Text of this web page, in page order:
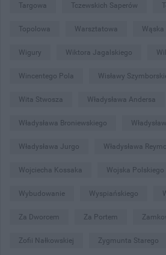
Targowa Tczewskich Saperów
Topolowa Warsztatowa Wąska
Wigury Wiktora Jagalskiego
Wincentego Pola Wisławy
Wita Stwosza Władysława Andersa
Władysława Broniewskiego
Władysława Jurgo Władysława
Wojciecha Kossaka Wojska Polskiego
Wybudowanie Wyspiańskiego
Za Dworcem Za Portem
Zofii Nałkowskiej Zygmunta Starego